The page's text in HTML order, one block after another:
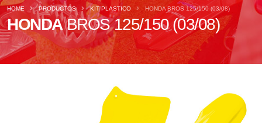
HONDABROS 125/150 (03/08)
HOME PRODUCTOS KIT PLASTICO HONDA BROS 125/150 (03/08)